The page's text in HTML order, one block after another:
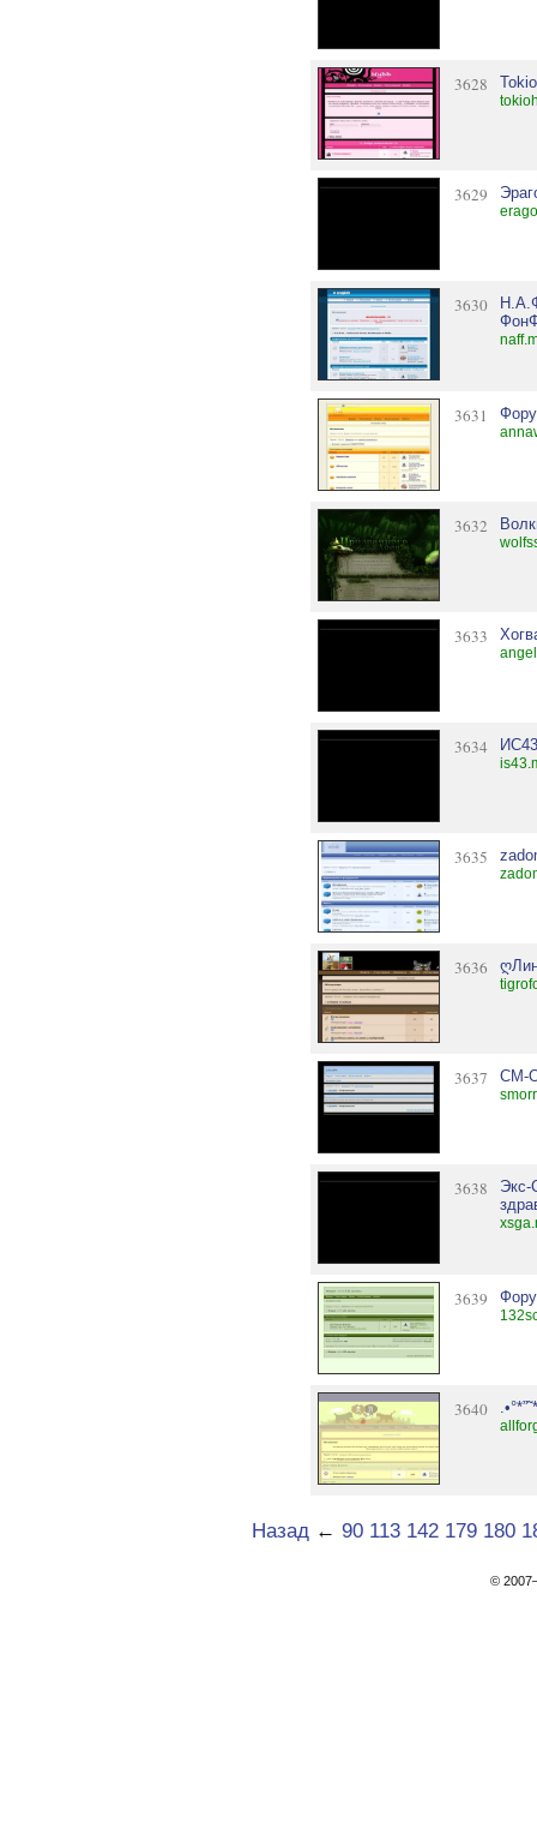
3628
3629
3630
3631
3632
3633
3634 ИС43
3635
3636
3637 СМ-
3638
Экс-
3639
3640
Назад ← 90 113 142 179 180
©